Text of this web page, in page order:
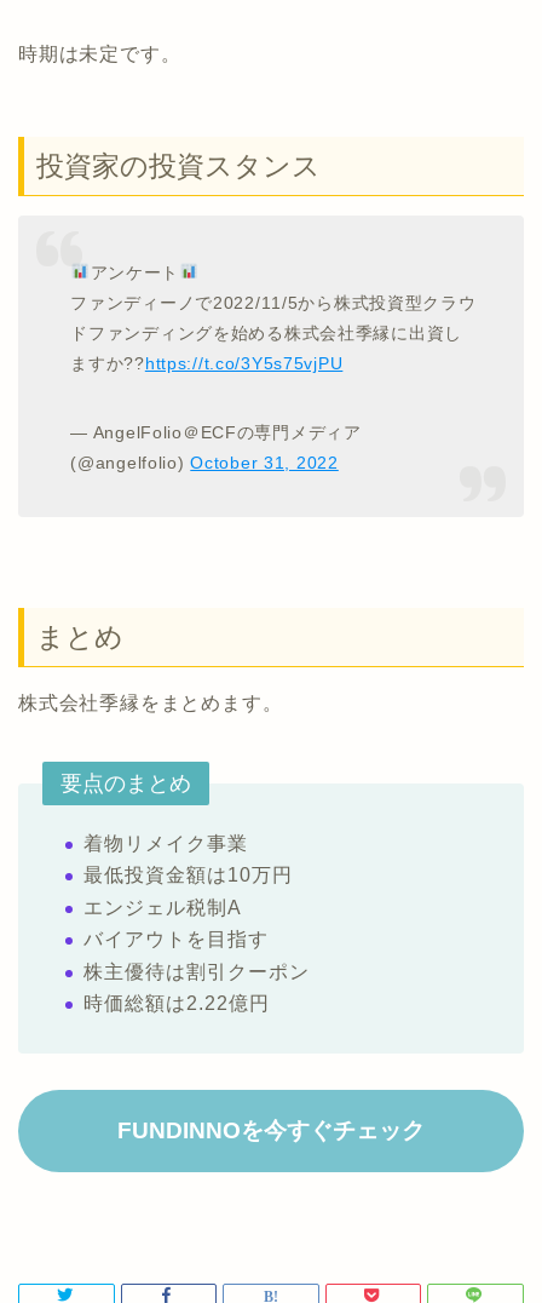
時期は未定です。
投資家の投資スタンス
アンケート
ファンディーノで2022/11/5から株式投資型クラウ
ドファンディングを始める株式会社季縁に出資し
ますか??https://t.co/3Y5s75vjPU
— AngelFolio＠ECFの専門メディア
(@angelfolio)October 31, 2022
まとめ
株式会社季縁をまとめます。
要点のまとめ
着物リメイク事業
最低投資金額は10万円
エンジェル税制A
バイアウトを目指す
株主優待は割引クーポン
時価総額は2.22億円
FUNDINNOを今すぐチェック